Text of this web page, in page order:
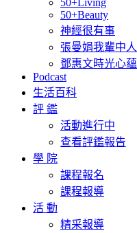
50+Living
50+Beauty
神經很有事
張曼娟我輩中人
鄧惠文時光心蘊
Podcast
生活百科
評 鑑
活動進行中
查看評鑑報告
學 院
課程報名
課程報導
活 動
精采報導